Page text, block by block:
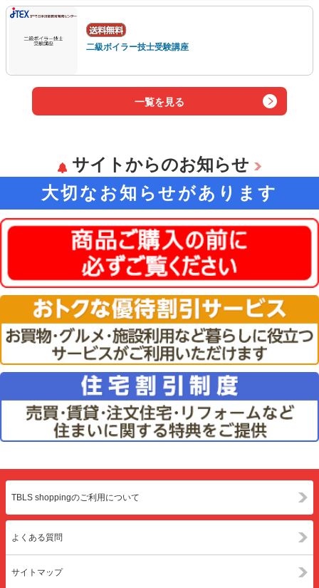
二級ボイラー技士受験講座
一覧を見る
サイトからのお知らせ
大切なお知らせがあります
TBLS shoppingのご利用について
よくある質問
サイトマップ